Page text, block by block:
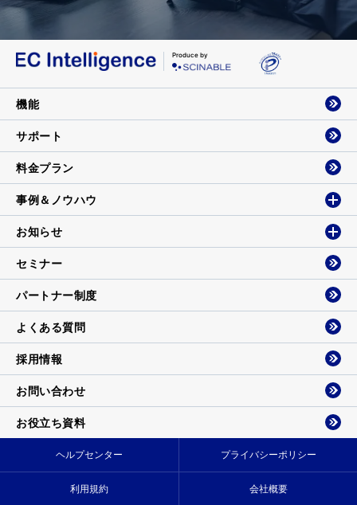
Produce by
機能
サポート
料金プラン
事例＆ノウハウ
お知らせ
セミナー
パートナー制度
よくある質問
採用情報
お問い合わせ
お役立ち資料
ヘルプセンター プライバシーポリシー
利用規約 会社概要